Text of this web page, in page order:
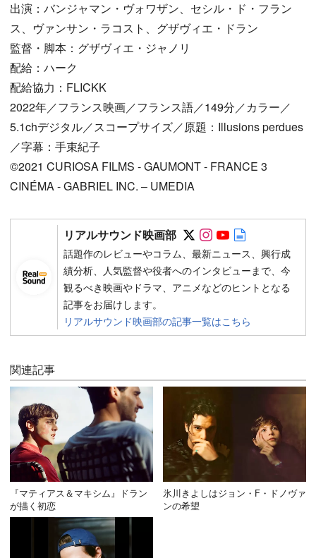
出演：バンジャマン・ヴォワザン、セシル・ド・フラン
ス、ヴァンサン・ラコスト、グザヴィエ・ドラン
監督・脚本：グザヴィエ・ジャノリ
配給：ハーク
配給協力：FLICKK
2022年／フランス映画／フランス語／149分／カラー／
5.1chデジタル／スコープサイズ／原題：Illusions perdues
／字幕：手束紀子
©2021 CURIOSA FILMS - GAUMONT - FRANCE 3
CINÉMA - GABRIEL INC. – UMEDIA
リアルサウンド映画部 Follow on SNS
Follow on SNS
Follow on
話題作のレビューやコラム、最新ニュース、興行成
績分析、人気監督や役者へのインタビューまで、今
観るべき映画やドラマ、アニメなどのヒントとなる
記事をお届けします。
リアルサウンド映画部の記事一覧はこちら
関連記事
『マティアス＆マキシム』ドラン
が描く初恋
氷川きよしはジョン・F・ドノヴァ
ンの希望